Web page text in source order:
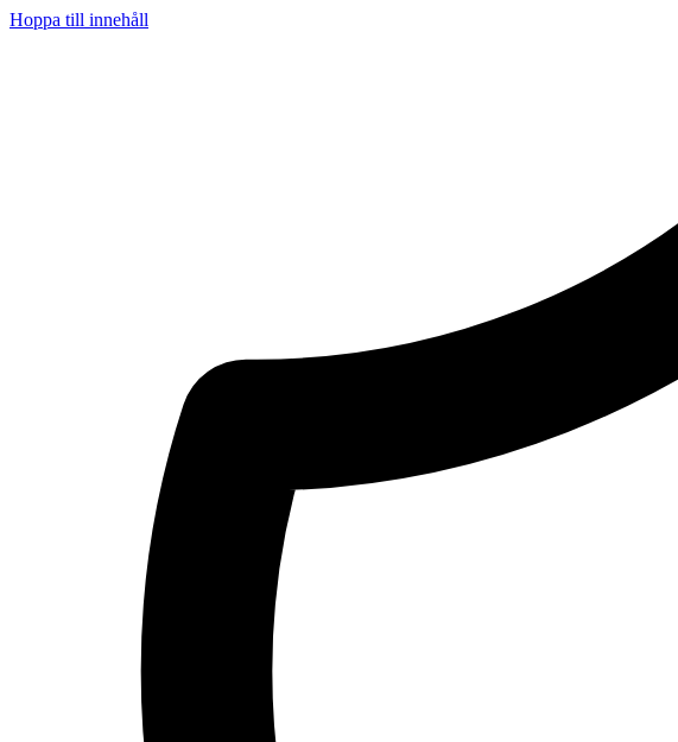
Hoppa till innehåll